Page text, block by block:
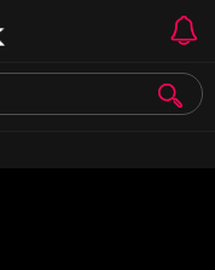
모음 Band